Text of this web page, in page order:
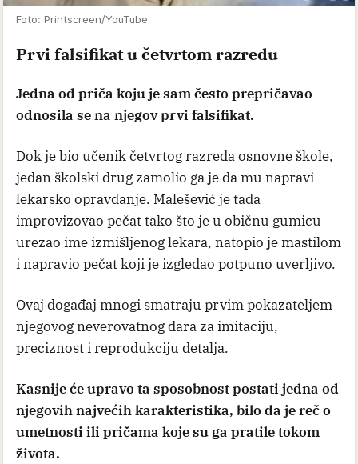
Foto: Printscreen/YouTube
Prvi falsifikat u četvrtom razredu
Jedna od priča koju je sam često prepričavao
odnosila se na njegov prvi falsifikat.
Dok je bio učenik četvrtog razreda osnovne škole,
jedan školski drug zamolio ga je da mu napravi
lekarsko opravdanje. Malešević je tada
improvizovao pečat tako što je u običnu gumicu
urezao ime izmišljenog lekara, natopio je mastilom
i napravio pečat koji je izgledao potpuno uverljivo.
Ovaj događaj mnogi smatraju prvim pokazateljem
njegovog neverovatnog dara za imitaciju,
preciznost i reprodukciju detalja.
Kasnije će upravo ta sposobnost postati jedna od
njegovih najvećih karakteristika, bilo da je reč o
umetnosti ili pričama koje su ga pratile tokom
života.